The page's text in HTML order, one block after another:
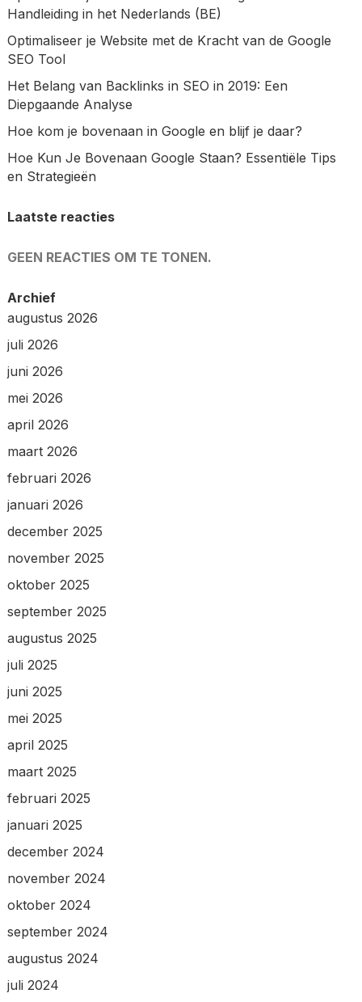
Handleiding in het Nederlands (BE)
Optimaliseer je Website met de Kracht van de Google
SEO Tool
Het Belang van Backlinks in SEO in 2019: Een
Diepgaande Analyse
Hoe kom je bovenaan in Google en blijf je daar?
Hoe Kun Je Bovenaan Google Staan? Essentiële Tips
en Strategieën
Laatste reacties
GEEN REACTIES OM TE TONEN.
Archief
augustus 2026
juli 2026
juni 2026
mei 2026
april 2026
maart 2026
februari 2026
januari 2026
december 2025
november 2025
oktober 2025
september 2025
augustus 2025
juli 2025
juni 2025
mei 2025
april 2025
maart 2025
februari 2025
januari 2025
december 2024
november 2024
oktober 2024
september 2024
augustus 2024
juli 2024